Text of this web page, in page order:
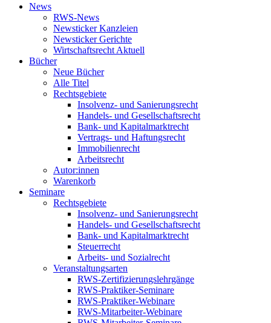
News
RWS-News
Newsticker Kanzleien
Newsticker Gerichte
Wirtschaftsrecht Aktuell
Bücher
Neue Bücher
Alle Titel
Rechtsgebiete
Insolvenz- und Sanierungsrecht
Handels- und Gesellschaftsrecht
Bank- und Kapitalmarktrecht
Vertrags- und Haftungsrecht
Immobilienrecht
Arbeitsrecht
Autor:innen
Warenkorb
Seminare
Rechtsgebiete
Insolvenz- und Sanierungsrecht
Handels- und Gesellschaftsrecht
Bank- und Kapitalmarktrecht
Steuerrecht
Arbeits- und Sozialrecht
Veranstaltungsarten
RWS-Zertifizierungslehrgänge
RWS-Praktiker-Seminare
RWS-Praktiker-Webinare
RWS-Mitarbeiter-Webinare